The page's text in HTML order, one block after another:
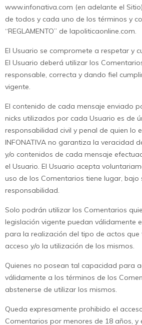
www.infonativa.com (en adelante el
de todos y cada uno de los términos y
“REGLAMENTO” de lapoliticaonline.com.
El Usuario se compromete a respetar y
El Usuario deberá utilizar los
responsable, correcta y dando fiel
vigente.
El contenido de cada mensaje enviado
nicks utilizados por cada Usuario es de
responsabilidad civil y penal de quien lo
INFONATIVA no garantiza la veracidad
y/o contenidos de cada mensaje
el Usuario. El Usuario acepta
uso de los Comentarios tiene lugar, bajo
responsabilidad.
Solo podrán utilizar los Comentarios
legislación vigente puedan válidamente
para la realización del tipo de actos que
acceso y/o la utilización de los mismos.
Quienes no posean tal capacidad para
válidamente a los términos de los
abstenerse de utilizar los mismos.
Queda expresamente prohibido el
Comentarios por menores de 18 años, y